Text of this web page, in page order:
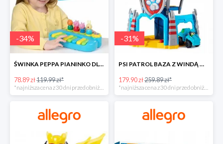
-34%
ŚWINKA PEPPA PIANINKO DLA DZIECI -34%
78.89 zł119.99 zł*
-31%
PSI PATROL BAZA Z WINDĄ WIEŻA + POJAZD AUTO REX -30%
179.90 zł259.89 zł*